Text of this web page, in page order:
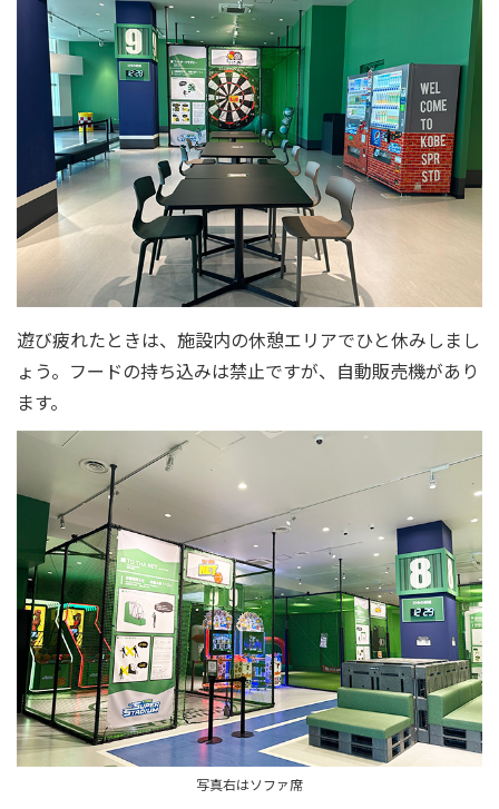
遊び疲れたときは、施設内の休憩エリアでひと休みしまし
ょう。フードの持ち込みは禁止ですが、自動販売機があり
ます。
写真右はソファ席